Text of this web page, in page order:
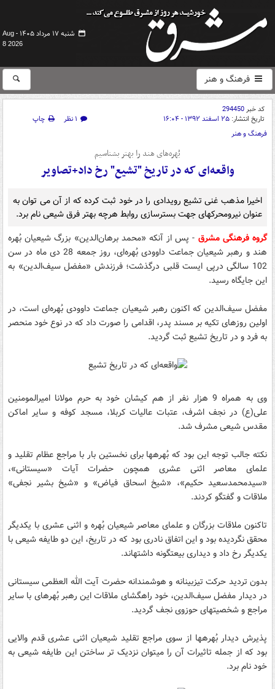
شنبه ۱۷ مرداد ۱۴۰۵ -
Aug
8 2026
فرهنگ و هنر
کد خبر294450
تاریخ انتشار: ۲۵ اسفند ۱۳۹۲ - ۱۶:۰۴ ۱ نظر
چاپ
فرهنگ و هنر
بُهره‌‌های هند را بهتر بشناسیم
واقعه‌ای که در تاریخ "تشیع"­ رخ داد+تصاویر
اخیرا مذهب غنی تشیع رویدادی را در خود ثبت کرده که از آن می توان به
عنوان نیرومحرکه‎ای جهت بسترسازی روابط هرچه بهتر فرق شیعی نام برد.
گروه فرهنگی مشرق - پس از آنکه «محمد برهان‌الدین» بزرگ شيعيان بُهره
هند و رهبر شيعيان جماعت داوودی بُهره‌ای، روز جمعه 28 دی ماه در سن
102 سالگی درپی ایست قلبی درگذشت؛ فرزندش «مفضل سیف‌الدین» به
این جایگاه رسید.
مفضل سیف‌الدین که اکنون رهبر شيعيان جماعت داوودی بُهره‌ای است، در
اولین روزهای تکیه بر مسند پدر، اقدامی را صورت داد که در نوع خود منحصر
به فرد و در تاریخ تشیع ثبت گردید.
وی به همراه 9 هزار نفر از هم کیشان خود به حرم مولانا امیرالمومنین
علی(ع) در نجف اشرف، عتبات عالیات کربلا، مسجد کوفه و سایر اماکن
مقدس شیعی مشرف شد.
نکته جالب توجه این بود که بُهره‏ها برای نخستین بار با مراجع عظام تقلید و
علمای معاصر اثنی عشری همچون حضرات آیات «سیستانی»،
«سیدمحمدسعید حکیم»، «شیخ اسحاق فیاض» و «شیخ بشیر نجفی»
ملاقات و گفتگو کردند.
تاکنون ملاقات بزرگان و علمای معاصر شیعیان بُهره و اثنی عشری با یکدیگر
محقق نگردیده بود و این اتفاق نادری بود که در تاریخ، این دو طایفه شیعی با
یکدیگر رخ داد و دیداری بیعت‎گونه داشته‎اند.
بدون تردید حرکت تیزبینانه و هوشمندانه حضرت آیت الله العظمی سیستانی
در دیدار مفضل سیف‌الدین، خود راهگشای ملاقات این رهبر بُهره‎ای با سایر
مراجع و شخصیت‎های حوزوی نجف گردید.
پذیرش دیدار بُهره‎ها از سوی مراجع تقلید شیعیان اثنی عشری قدم والایی
بود که از جمله تاثیرات آن را می‎توان نزدیک تر ساختن این طایفه شیعی به
خود نام برد.